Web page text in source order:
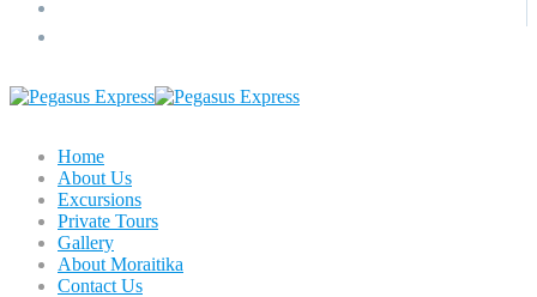
Home
About Us
Excursions
Private Tours
Gallery
About Moraitika
Contact Us